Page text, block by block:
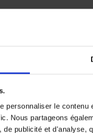
personnaliser le
Nous partageons
de publicité et
Jackie
The